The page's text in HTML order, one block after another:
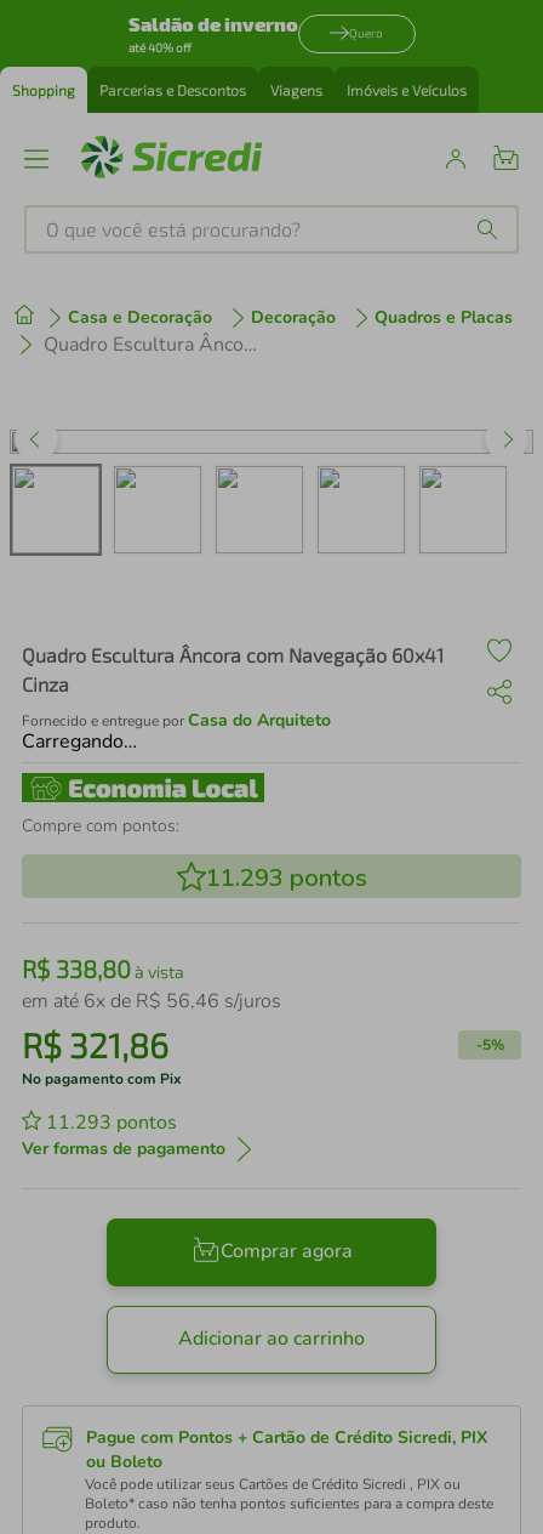
Saldão de inverno
até 40% off
Quero
Shopping Parcerias e Descontos Viagens Imóveis e Veículos
O que você está procurando?
Casa e Decoração Decoração Quadros e Placas
Quadro Escultura Âncora com Navegação 60x41 Cinza
Quadro Escultura Âncora com Navegação 60x41
Cinza
Fornecido e entregue porCasa do Arquiteto
Carregando…
Compre com pontos:
11.293 pontos
R$ 338,80à vista
em até 6x de R$ 56,46 s/juros
R$ 321,86 -5%
No pagamento com Pix
11.293 pontos
Ver formas de pagamento
Comprar agora
Adicionar ao carrinho
Pague com Pontos + Cartão de Crédito Sicredi, PIX
ou Boleto
Você pode utilizar seus Cartões de Crédito Sicredi , PIX ou
Boleto* caso não tenha pontos suficientes para a compra deste
produto.
1º tenis
perfume